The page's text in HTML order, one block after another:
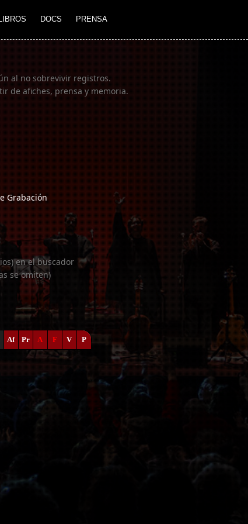
LIBROS DOCS PRENSA
al no sobrevivir registros.
de afiches, prensa y memoria.
Grabación
en el buscador
se omiten)
Af Pr A F V P